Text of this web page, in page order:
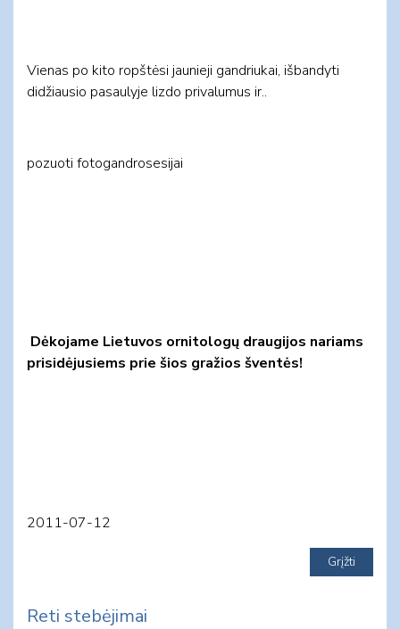
Vienas po kito ropštėsi jaunieji gandriukai, išbandyti
didžiausio pasaulyje lizdo privalumus ir..
pozuoti fotogandrosesijai
Dėkojame Lietuvos ornitologų draugijos nariams
prisidėjusiems prie šios gražios šventės!
2011-07-12
Reti stebėjimai